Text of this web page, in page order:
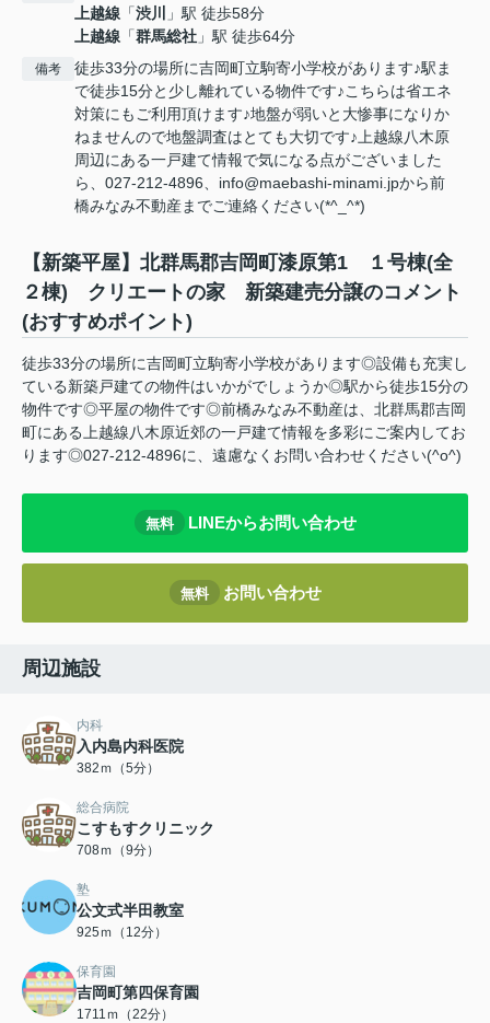
上越線 「渋川
」駅 徒歩58分
上越線 「群馬総社 」駅 徒歩64分
備考
徒歩33分の場所に吉岡町立駒寄小学校があります♪駅ま
で徒歩15分と少し離れている物件です♪こちらは省エネ
対策にもご利用頂けます♪地盤が弱いと大惨事になりか
ねませんので地盤調査はとても大切です♪上越線八木原
周辺にある一戸建て情報で気になる点がございました
ら、027-212-4896、info@maebashi-minami.jpから前
橋みなみ不動産までご連絡ください(*^_^*)
【新築平屋】北群馬郡吉岡町漆原第1 １号棟(全
２棟) クリエートの家 新築建売分譲のコメント
(おすすめポイント)
徒歩33分の場所に吉岡町立駒寄小学校があります◎設備も充実し
ている新築戸建ての物件はいかがでしょうか◎駅から徒歩15分の
物件です◎平屋の物件です◎前橋みなみ不動産は、北群馬郡吉岡
町にある上越線八木原近郊の一戸建て情報を多彩にご案内してお
ります◎027-212-4896に、遠慮なくお問い合わせください(^o^)
無料 LINEからお問い合わせ
無料 お問い合わせ
周辺施設
内科
入内島内科医院
382ｍ（5分）
総合病院
こすもすクリニック
708ｍ（9分）
塾
公文式半田教室
925ｍ（12分）
保育園
吉岡町第四保育園
1711ｍ（22分）